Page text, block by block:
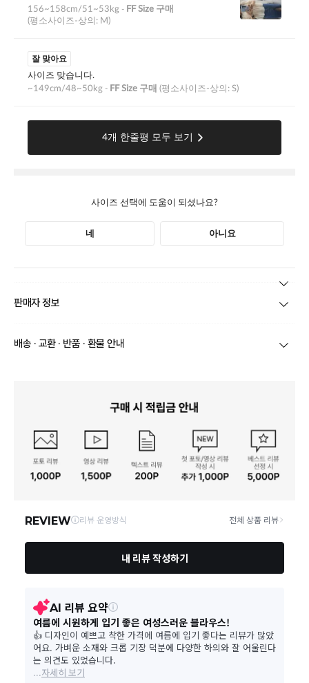
것으로 해당 정보에 대한 책임은 판매자에게 있습니다.
판매자 정보
상호/대표자 (주)바바패션_JJ지고트 / 문장우
02-1800-8878
영업소재지 06531 서울 서초구 신반포로 339 (잠원동, 논현빌딩)
배송 · 교환 · 반품 · 환불 안내
배송
빠른 배송을 위해 준비되는 상품부터부분 발송
당사 계약택배는 CJ대한통운이며, 배송비는 5만원 이상 구매 시 배
송비는 무료이나, 도서 산간은 추가 배송비/도선료가 발생합니다.
결제완료 후 평균 3~5일(토요일 및 공휴일 제외) 이내에 배송 시작
되며, 매장 수급 제품의 경우에는 7~10일정도 소요될 수 있습니다.
일부 상품의 경우
매장에서 직접 배송이 이루어지며
대한통운 외 타
주문취소는 '주문접수' 상태에서만 가능합니다.
며, 제품배송완료일로부터 7일 이내에만 가능합니다.(7일 이후는
반품 불가합니다)
'구매확정' 클릭한 경우 구매의사 반영이 되어 교환 및 반품이 불가
내주시는경우 자동 반송됩니다.
(반송지: 경기도 여주시 점동면 장여로 545(원부리 204-6번지)
바바패션 물류센터)
교환은 같은 제품의 한하여 사이즈만 가능합니다.
같은 주문번호의 반품시에만 합포장 해주셔야 하며, 개별 포장시에
는 추가 접수 요청을 해주셔야 가능합니다.(별도입고시 택배비 추가
발생)